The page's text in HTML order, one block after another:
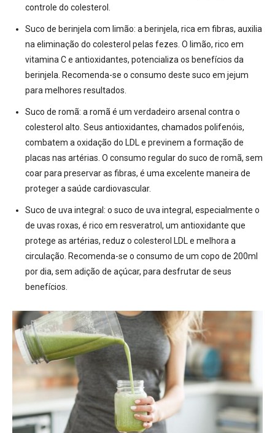
controle do colesterol.
Suco de berinjela com limão: a berinjela, rica em fibras, auxilia
na eliminação do colesterol pelas fezes. O limão, rico em
vitamina C e antioxidantes, potencializa os benefícios da
berinjela. Recomenda-se o consumo deste suco em jejum
para melhores resultados.
Suco de romã: a romã é um verdadeiro arsenal contra o
colesterol alto. Seus antioxidantes, chamados polifenóis,
combatem a oxidação do LDL e previnem a formação de
placas nas artérias. O consumo regular do suco de romã, sem
coar para preservar as fibras, é uma excelente maneira de
proteger a saúde cardiovascular.
Suco de uva integral: o suco de uva integral, especialmente o
de uvas roxas, é rico em resveratrol, um antioxidante que
protege as artérias, reduz o colesterol LDL e melhora a
circulação. Recomenda-se o consumo de um copo de 200ml
por dia, sem adição de açúcar, para desfrutar de seus
benefícios.